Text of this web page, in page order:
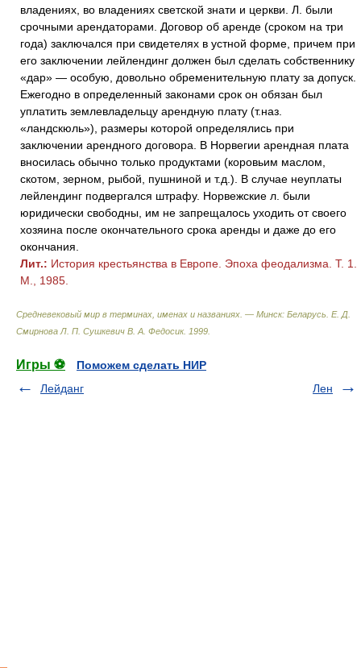
владениях, во владениях светской знати и церкви. Л. были
срочными арендаторами. Договор об аренде (сроком на три
года) заключался при свидетелях в устной форме, причем при
его заключении лейлендинг должен был сделать собственнику
«дар» — особую, довольно обременительную плату за допуск.
Ежегодно в определенный законами срок он обязан был
уплатить землевладельцу арендную плату (т.наз.
«ландскюль»), размеры которой определялись при
заключении арендного договора. В Норвегии арендная плата
вносилась обычно только продуктами (коровьим маслом,
скотом, зерном, рыбой, пушниной и т.д.). В случае неуплаты
лейлендинг подвергался штрафу. Норвежские л. были
юридически свободны, им не запрещалось уходить от своего
хозяина после окончательного срока аренды и даже до его
окончания.
Лит.: История крестьянства в Европе. Эпоха феодализма. Т. 1.
М., 1985.
Средневековый мир в терминах, именах и названиях. — Минск: Беларусь Е. Д.
Смирнова Л. П. Сушкевич В. А. Федосик. 1999
Игры ⚽
Поможем сделать НИР
Лейданг
Лен